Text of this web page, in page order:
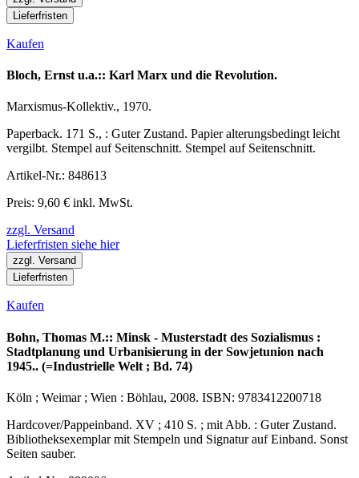
Lieferfristen
Kaufen
Bloch, Ernst u.a.:: Karl Marx und die Revolution.
Marxismus-Kollektiv., 1970.
Paperback. 171 S., : Guter Zustand. Papier alterungsbedingt leicht
vergilbt. Stempel auf Seitenschnitt. Stempel auf Seitenschnitt.
Artikel-Nr.: 848613
Preis: 9,60 € inkl. MwSt.
zzgl. Versand
Lieferfristen siehe hier
zzgl. Versand
Lieferfristen
Kaufen
Bohn, Thomas M.:: Minsk - Musterstadt des Sozialismus :
Stadtplanung und Urbanisierung in der Sowjetunion nach
1945.. (=Industrielle Welt ; Bd. 74)
Köln ; Weimar ; Wien : Böhlau, 2008. ISBN: 9783412200718
Hardcover/Pappeinband. XV ; 410 S. ; mit Abb. : Guter Zustand.
Bibliotheksexemplar mit Stempeln und Signatur auf Einband. Sonst
Seiten sauber.